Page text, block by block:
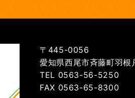
〒445-0056
愛知県西尾市斉藤町羽根
TEL 0563-56-5250
FAX 0563-65-8300